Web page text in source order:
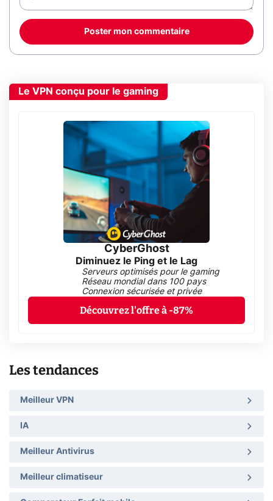
Poster mon commentaire
Le VPN conçu pour le gaming
CyberGhost
Diminuez le Ping et le Lag
Serveurs optimisés pour le gaming
Réseau mondial dans 100 pays
Connexion sécurisée et privée
Découvrez l'offre à -87%
Les tendances
Meilleur VPN
IA
Meilleur Antivirus
Meilleur climatiseur